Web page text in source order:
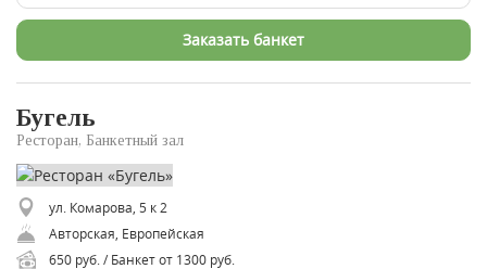
Заказать банкет
Бугель
Ресторан, Банкетный зал
ул. Комарова, 5 к 2
Авторская, Европейская
650 руб. / Банкет от 1300 руб.